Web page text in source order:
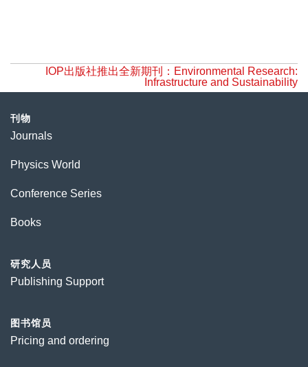
IOP出版社推出全新期刊：Environmental Research:
Infrastructure and Sustainability
刊物
Journals
Physics World
Conference Series
Books
研究人员
Publishing Support
图书馆员
Pricing and ordering